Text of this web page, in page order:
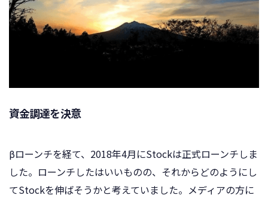
資金調達を決意
βローンチを経て、2018年4月にStockは正式ローンチしま
した。ローンチしたはいいものの、それからどのようにし
てStockを伸ばそうかと考えていました。メディアの方に